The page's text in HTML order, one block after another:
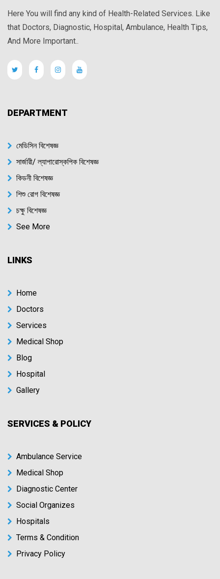
Here You will find any kind of Health-Related Services. Like
that Doctors, Diagnostic, Hospital, Ambulance, Health Tips,
And More Important..
DEPARTMENT
মেডিসিন বিশেষজ্ঞ
সার্জারী/ ল্যাপারোস্কপিক বিশেষজ্ঞ
কিডনী বিশেষজ্ঞ
শিশু রোগ বিশেষজ্ঞ
চক্ষু বিশেষজ্ঞ
See More
LINKS
Home
Doctors
Services
Medical Shop
Blog
Hospital
Gallery
SERVICES & POLICY
Ambulance Service
Medical Shop
Diagnostic Center
Social Organizes
Hospitals
Terms & Condition
Privacy Policy